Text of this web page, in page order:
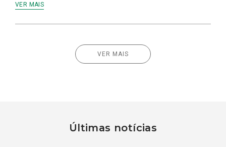
VER MAIS
VER MAIS
Últimas notícias